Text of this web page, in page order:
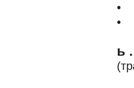
•
•
ь